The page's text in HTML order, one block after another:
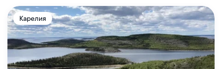
Карелия